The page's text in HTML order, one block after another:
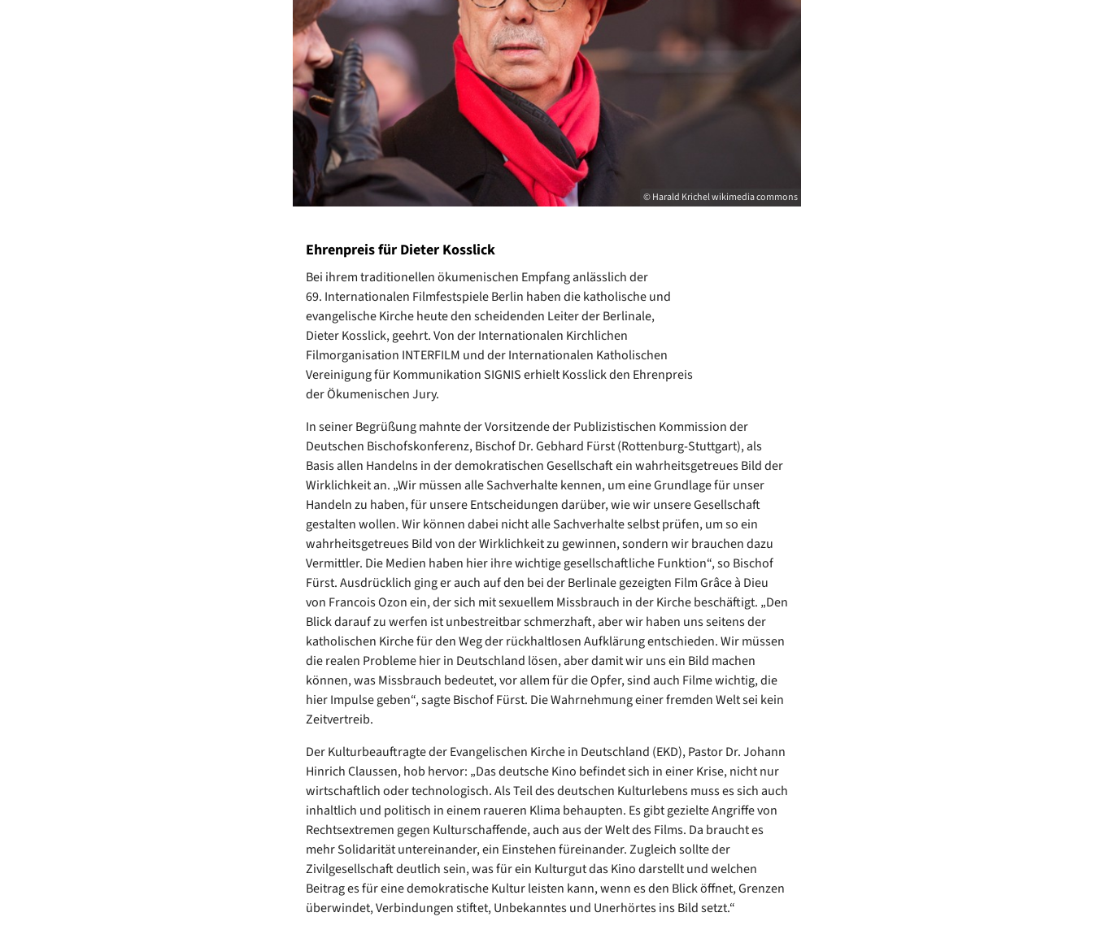
© Harald Krichel wikimedia commons
Ehrenpreis für Dieter Kosslick
Bei ihrem traditionellen ökumenischen Empfang anlässlich der
69. Internationalen Filmfestspiele Berlin haben die katholische und
evangelische Kirche heute den scheidenden Leiter der Berlinale,
Dieter Kosslick, geehrt. Von der Internationalen Kirchlichen
Filmorganisation INTERFILM und der Internationalen Katholischen
Vereinigung für Kommunikation SIGNIS erhielt Kosslick den Ehrenpreis
der Ökumenischen Jury.
In seiner Begrüßung mahnte der Vorsitzende der Publizistischen Kommission der
Deutschen Bischofskonferenz, Bischof Dr. Gebhard Fürst (Rottenburg-Stuttgart), als
Basis allen Handelns in der demokratischen Gesellschaft ein wahrheitsgetreues Bild der
Wirklichkeit an. „Wir müssen alle Sachverhalte kennen, um eine Grundlage für unser
Handeln zu haben, für unsere Entscheidungen darüber, wie wir unsere Gesellschaft
gestalten wollen. Wir können dabei nicht alle Sachverhalte selbst prüfen, um so ein
wahrheitsgetreues Bild von der Wirklichkeit zu gewinnen, sondern wir brauchen dazu
Vermittler. Die Medien haben hier ihre wichtige gesellschaftliche Funktion“, so Bischof
Fürst. Ausdrücklich ging er auch auf den bei der Berlinale gezeigten Film Grâce à Dieu
von Francois Ozon ein, der sich mit sexuellem Missbrauch in der Kirche beschäftigt. „Den
Blick darauf zu werfen ist unbestreitbar schmerzhaft, aber wir haben uns seitens der
katholischen Kirche für den Weg der rückhaltlosen Aufklärung entschieden. Wir müssen
die realen Probleme hier in Deutschland lösen, aber damit wir uns ein Bild machen
können, was Missbrauch bedeutet, vor allem für die Opfer, sind auch Filme wichtig, die
hier Impulse geben“, sagte Bischof Fürst. Die Wahrnehmung einer fremden Welt sei kein
Zeitvertreib.
Der Kulturbeauftragte der Evangelischen Kirche in Deutschland (EKD), Pastor Dr. Johann
Hinrich Claussen, hob hervor: „Das deutsche Kino befindet sich in einer Krise, nicht nur
wirtschaftlich oder technologisch. Als Teil des deutschen Kulturlebens muss es sich auch
inhaltlich und politisch in einem raueren Klima behaupten. Es gibt gezielte Angriffe von
Rechtsextremen gegen Kulturschaffende, auch aus der Welt des Films. Da braucht es
mehr Solidarität untereinander, ein Einstehen füreinander. Zugleich sollte der
Zivilgesellschaft deutlich sein, was für ein Kulturgut das Kino darstellt und welchen
Beitrag es für eine demokratische Kultur leisten kann, wenn es den Blick öffnet, Grenzen
überwindet, Verbindungen stiftet, Unbekanntes und Unerhörtes ins Bild setzt.“